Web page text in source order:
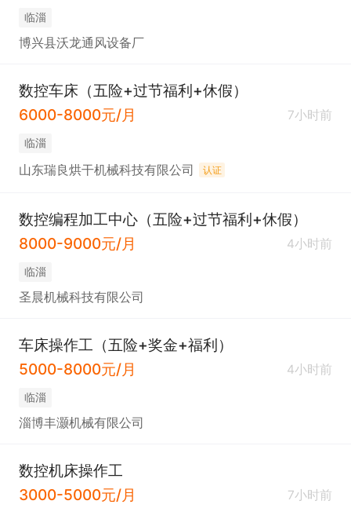
临淄
博兴县沃龙通风设备厂
数控车床（五险+过节福利+休假）
6000-8000元/月
7小时前
临淄
山东瑞良烘干机械科技有限公司 认证
数控编程加工中心（五险+过节福利+休假）
8000-9000元/月
4小时前
临淄
圣晨机械科技有限公司
车床操作工（五险+奖金+福利）
5000-8000元/月
4小时前
临淄
淄博丰灏机械有限公司
数控机床操作工
3000-5000元/月
7小时前